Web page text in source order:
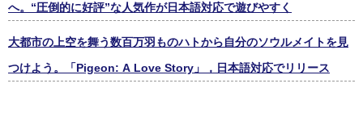
へ。“圧倒的に好評”な人気作が日本語対応で遊びやすく
大都市の上空を舞う数百万羽ものハトから自分のソウルメイトを見
つけよう。「Pigeon: A Love Story」，日本語対応でリリース